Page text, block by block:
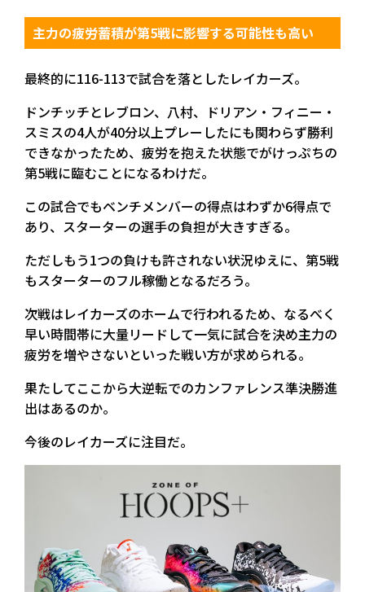
主力の疲労蓄積が第5戦に影響する可能性も高い
最終的に116-113で試合を落としたレイカーズ。
ドンチッチとレブロン、八村、ドリアン・フィニー・
スミスの4人が40分以上プレーしたにも関わらず勝利
できなかったため、疲労を抱えた状態でがけっぷちの
第5戦に臨むことになるわけだ。
この試合でもベンチメンバーの得点はわずか6得点で
あり、スターターの選手の負担が大きすぎる。
ただしもう1つの負けも許されない状況ゆえに、第5戦
もスターターのフル稼働となるだろう。
次戦はレイカーズのホームで行われるため、なるべく
早い時間帯に大量リードして一気に試合を決め主力の
疲労を増やさないといった戦い方が求められる。
果たしてここから大逆転でのカンファレンス準決勝進
出はあるのか。
今後のレイカーズに注目だ。